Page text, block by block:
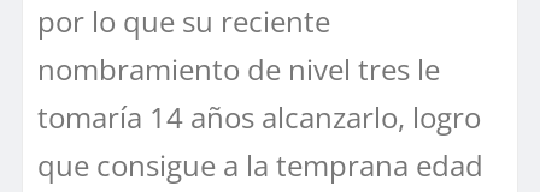
por lo que su reciente
nombramiento de nivel tres le
tomaría 14 años alcanzarlo, logro
que consigue a la temprana edad